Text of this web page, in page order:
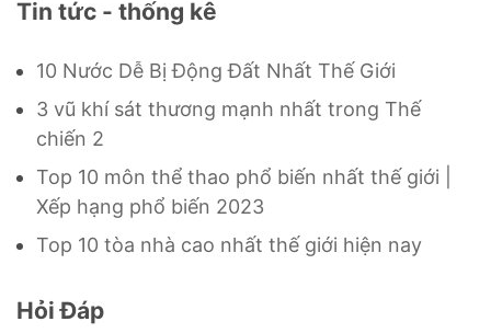
Tin tức - thống kê
10 Nước Dễ Bị Động Đất Nhất Thế Giới
3 vũ khí sát thương mạnh nhất trong Thế
chiến 2
Top 10 môn thể thao phổ biến nhất thế giới |
Xếp hạng phổ biến 2023
Top 10 tòa nhà cao nhất thế giới hiện nay
Hỏi Đáp